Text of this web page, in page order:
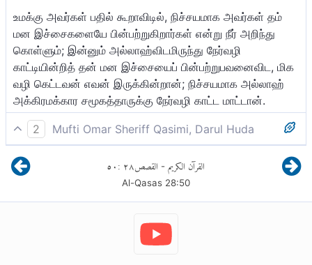
உமக்கு அவர்கள் பதில் கூறாவிடில், நிச்சயமாக அவர்கள் தம்
மன இச்சைகளையே பின்பற்றுகிறார்கள் என்று நீர் அறிந்து
கொள்ளும்; இன்னும் அல்லாஹ்விடமிருந்து நேர்வழி
காட்டியின்றித் தன் மன இச்சையைப் பின்பற்றுபவனைவிட, மிக
வழி கெட்டவன் எவன் இருக்கின்றான்; நிச்சயமாக அல்லாஹ்
அக்கிரமக்கார சமூகத்தாருக்கு நேர்வழி காட்ட மாட்டான்.
2
Mufti Omar Sheriff Qasimi, Darul Huda
அவர்கள் உமக்கு பதிலளிக்கவில்லை என்றால் நீர் அறிவீராக!
“நிச்சயமாக அவர்கள் பின்பற்றுவதெல்லாம் தங்கள் மன
இச்சைகளைத்தான்.” அல்லாஹ்வின் நேர்வழி அன்றி தனது
மன இச்சையை பின்பற்றியவனை விட பெரும் வழிகேடன் யார்?
நிச்சயமாக அல்லாஹ் (நிராகரிப்பில் வரம்பு மீறுகின்ற)
அநியாயக்கார மக்களை நேர்வழி செலுத்த மாட்டான்.
القرآن الكريم - القصص٢٨:٥٠
Al-Qasas28:50